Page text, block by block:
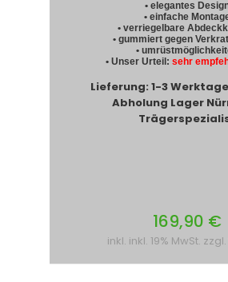
• elegantes
• einfache
• verriegelbare
• gummiert gegen
•
• Unser Urteil: sehr
Lieferung: 1-3
Abholung Lager
169,90 €
inkl. inkl. 19% MwSt. zzgl.